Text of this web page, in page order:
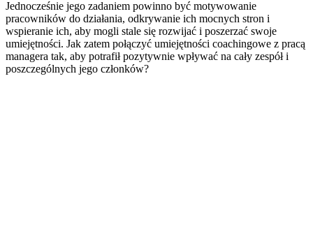
Jednocześnie jego zadaniem powinno być motywowanie
pracowników do działania, odkrywanie ich mocnych stron i
wspieranie ich, aby mogli stale się rozwijać i poszerzać swoje
umiejętności. Jak zatem połączyć umiejętności coachingowe z pracą
managera tak, aby potrafił pozytywnie wpływać na cały zespół i
poszczególnych jego członków?